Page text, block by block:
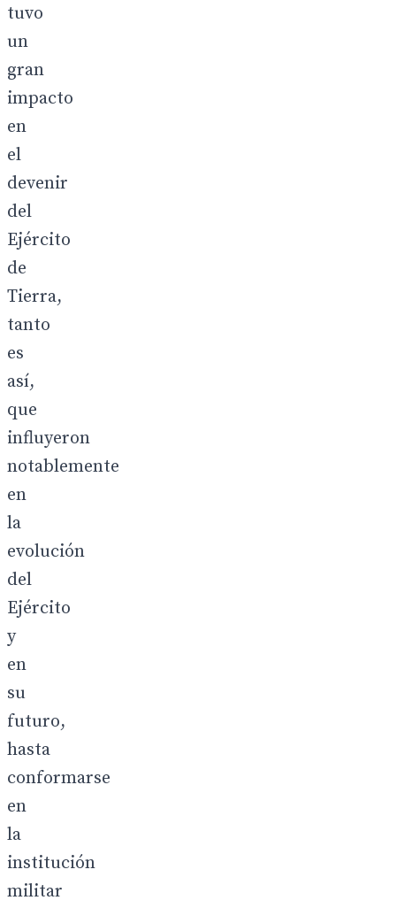
tuvo
un
gran
impacto
en
el
devenir
del
Ejército
de
Tierra,
tanto
es
así,
que
influyeron
notablemente
en
la
evolución
del
Ejército
y
en
su
futuro,
hasta
conformarse
en
la
institución
militar